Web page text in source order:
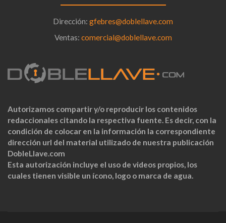
Dirección: gfebres@doblellave.com
Ventas: comercial@doblellave.com
Autorizamos compartir y/o reproducir los contenidos
redaccionales citando la respectiva fuente. Es decir, con la
condición de colocar en la información la correspondiente
dirección url del material utilizado de nuestra publicación
DobleLlave.com
Esta autorización incluye el uso de videos propios, los
cuales tienen visible un ícono, logo o marca de agua.